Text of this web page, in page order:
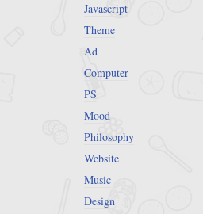
Javascript
Theme
Ad
Computer
PS
Mood
Philosophy
Website
Music
Design